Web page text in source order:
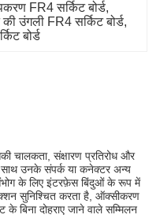
FR4 सर्किट बोर्ड,
उंगली FR4 सर्किट बोर्ड,
बोर्ड
चालकता, संक्षारण प्रतिरोध और
साथ उनके संपर्क या कनेक्टर अन्य
के लिए इंटरफ़ेस बिंदुओं के रूप में
सुनिश्चित करता है, ऑक्सीकरण
के बिना दोहराए जाने वाले सम्मिलन